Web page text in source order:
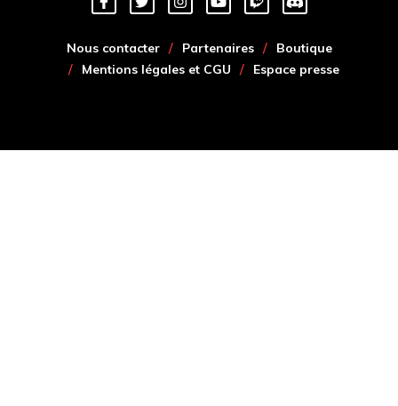
Nous contacter Partenaires
Boutique
Mentions légales et CGU
Espace presse